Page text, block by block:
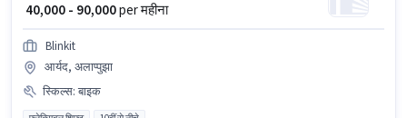
₹ 40,000 - 90,000per महीना
Blinkit
आर्यद, अलाप्पुझा
स्किल्स: बाइक